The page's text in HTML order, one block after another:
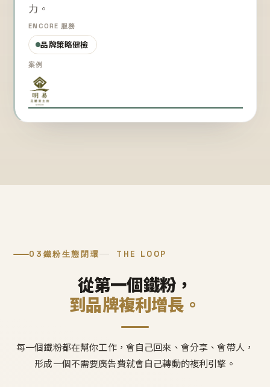
力。
ENCORE 服務
品牌策略健檢
案例
03 鐵粉生態閉環 THE LOOP
從第一個鐵粉，
到品牌複利增長。
每一個鐵粉都在幫你工作，會自己回來、會分享、會帶人，
形成一個不需要廣告費就會自己轉動的複利引擎。